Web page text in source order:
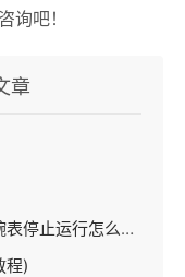
询吧！
章
停止运行怎么办)
程)